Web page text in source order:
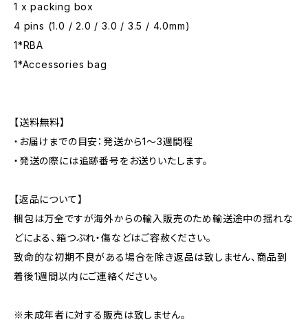
1 x packing box
4 pins (1.0 / 2.0 / 3.0 / 3.5 / 4.0mm)
1*RBA
1*Accessories bag
【送料無料】
・お届けまでの目安：発送から1～3週間程
・発送の際には追跡番号をお送りいたします。
【返品について】
梱包は万全ですが海外からの輸入販売のため輸送途中の揺れな
どによる、箱つぶれ・傷などはご容赦ください。
致命的な初期不良がある場合を除き返品は致しません、商品到
着後1週間以内にご連絡ください。
※未成年者に対する販売は致しません。